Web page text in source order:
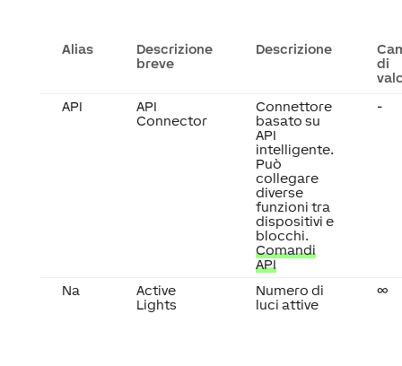
Alias
Descrizione
breve
Descrizione
di
API
API
Connector
Connettore
basato su
API
intelligente.
Può
collegare
diverse
funzioni tra
dispositivi e
blocchi.
Comandi
API
-
Na
Active
Lights
Numero di
luci attive
∞